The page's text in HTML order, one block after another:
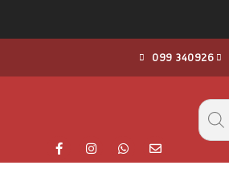
099 340926